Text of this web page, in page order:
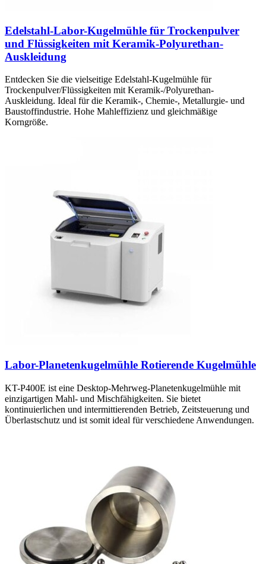
Edelstahl-Labor-Kugelmühle für Trockenpulver
und Flüssigkeiten mit Keramik-Polyurethan-
Auskleidung
Entdecken Sie die vielseitige Edelstahl-Kugelmühle für
Trockenpulver/Flüssigkeiten mit Keramik-/Polyurethan-
Auskleidung. Ideal für die Keramik-, Chemie-, Metallurgie- und
Baustoffindustrie. Hohe Mahleffizienz und gleichmäßige
Korngröße.
Labor-Planetenkugelmühle Rotierende Kugelmühle
KT-P400E ist eine Desktop-Mehrweg-Planetenkugelmühle mit
einzigartigen Mahl- und Mischfähigkeiten. Sie bietet
kontinuierlichen und intermittierenden Betrieb, Zeitsteuerung und
Überlastschutz und ist somit ideal für verschiedene Anwendungen.